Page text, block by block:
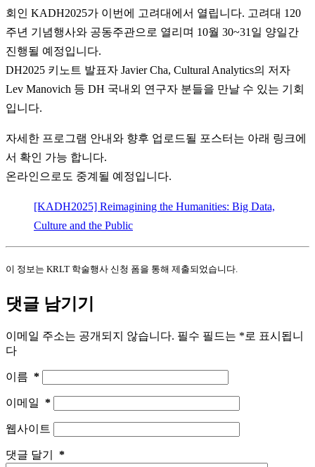
회인 KADH2025가 이번에 고려대에서 열립니다. 고려대 120
주년 기념행사와 공동주관으로 열리며 10월 30~31일 양일간
진행될 예정입니다.
DH2025 키노트 발표자 Javier Cha, Cultural Analytics의 저자
Lev Manovich 등 DH 국내외 연구자 분들을 만날 수 있는 기회
입니다.
자세한 프로그램 안내와 향후 업로드될 포스터는 아래 링크에
서 확인 가능 합니다.
온라인으로도 중계될 예정입니다.
[KADH2025] Reimagining the Humanities: Big Data,
Culture and the Public
이 정보는 KRLT 학술행사 신청 폼을 통해 제출되었습니다.
댓글 남기기
이메일 주소는 공개되지 않습니다. 필수 필드는 *로 표시됩니
다
이름 *
이메일 *
웹사이트
댓글 달기 *